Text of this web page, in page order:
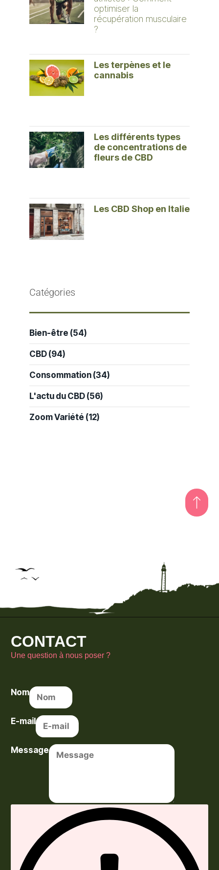
optimiser la
récupération musculaire
?
Les terpènes et le
cannabis
Les différents types
de concentrations de
fleurs de CBD
Les CBD Shop en Italie
Catégories
Bien-être (54)
CBD (94)
Consommation (34)
L'actu du CBD (56)
Zoom Variété (12)
CONTACT
Une question à nous poser ?
Nom
E-mail
Message